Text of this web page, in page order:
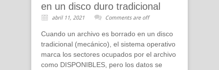
en un disco duro tradicional
abril 11, 2021 Comments are off
Cuando un archivo es borrado en un disco
tradicional (mecánico), el sistema operativo
marca los sectores ocupados por el archivo
como DISPONIBLES, pero los datos se